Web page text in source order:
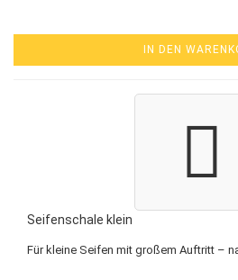
IN DEN
Seifenschale klein
Für kleine Seifen mit großem Auftritt –